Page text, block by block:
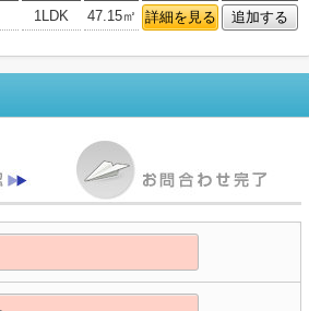
1LDK 47.15㎡ 詳細を見る 追加する